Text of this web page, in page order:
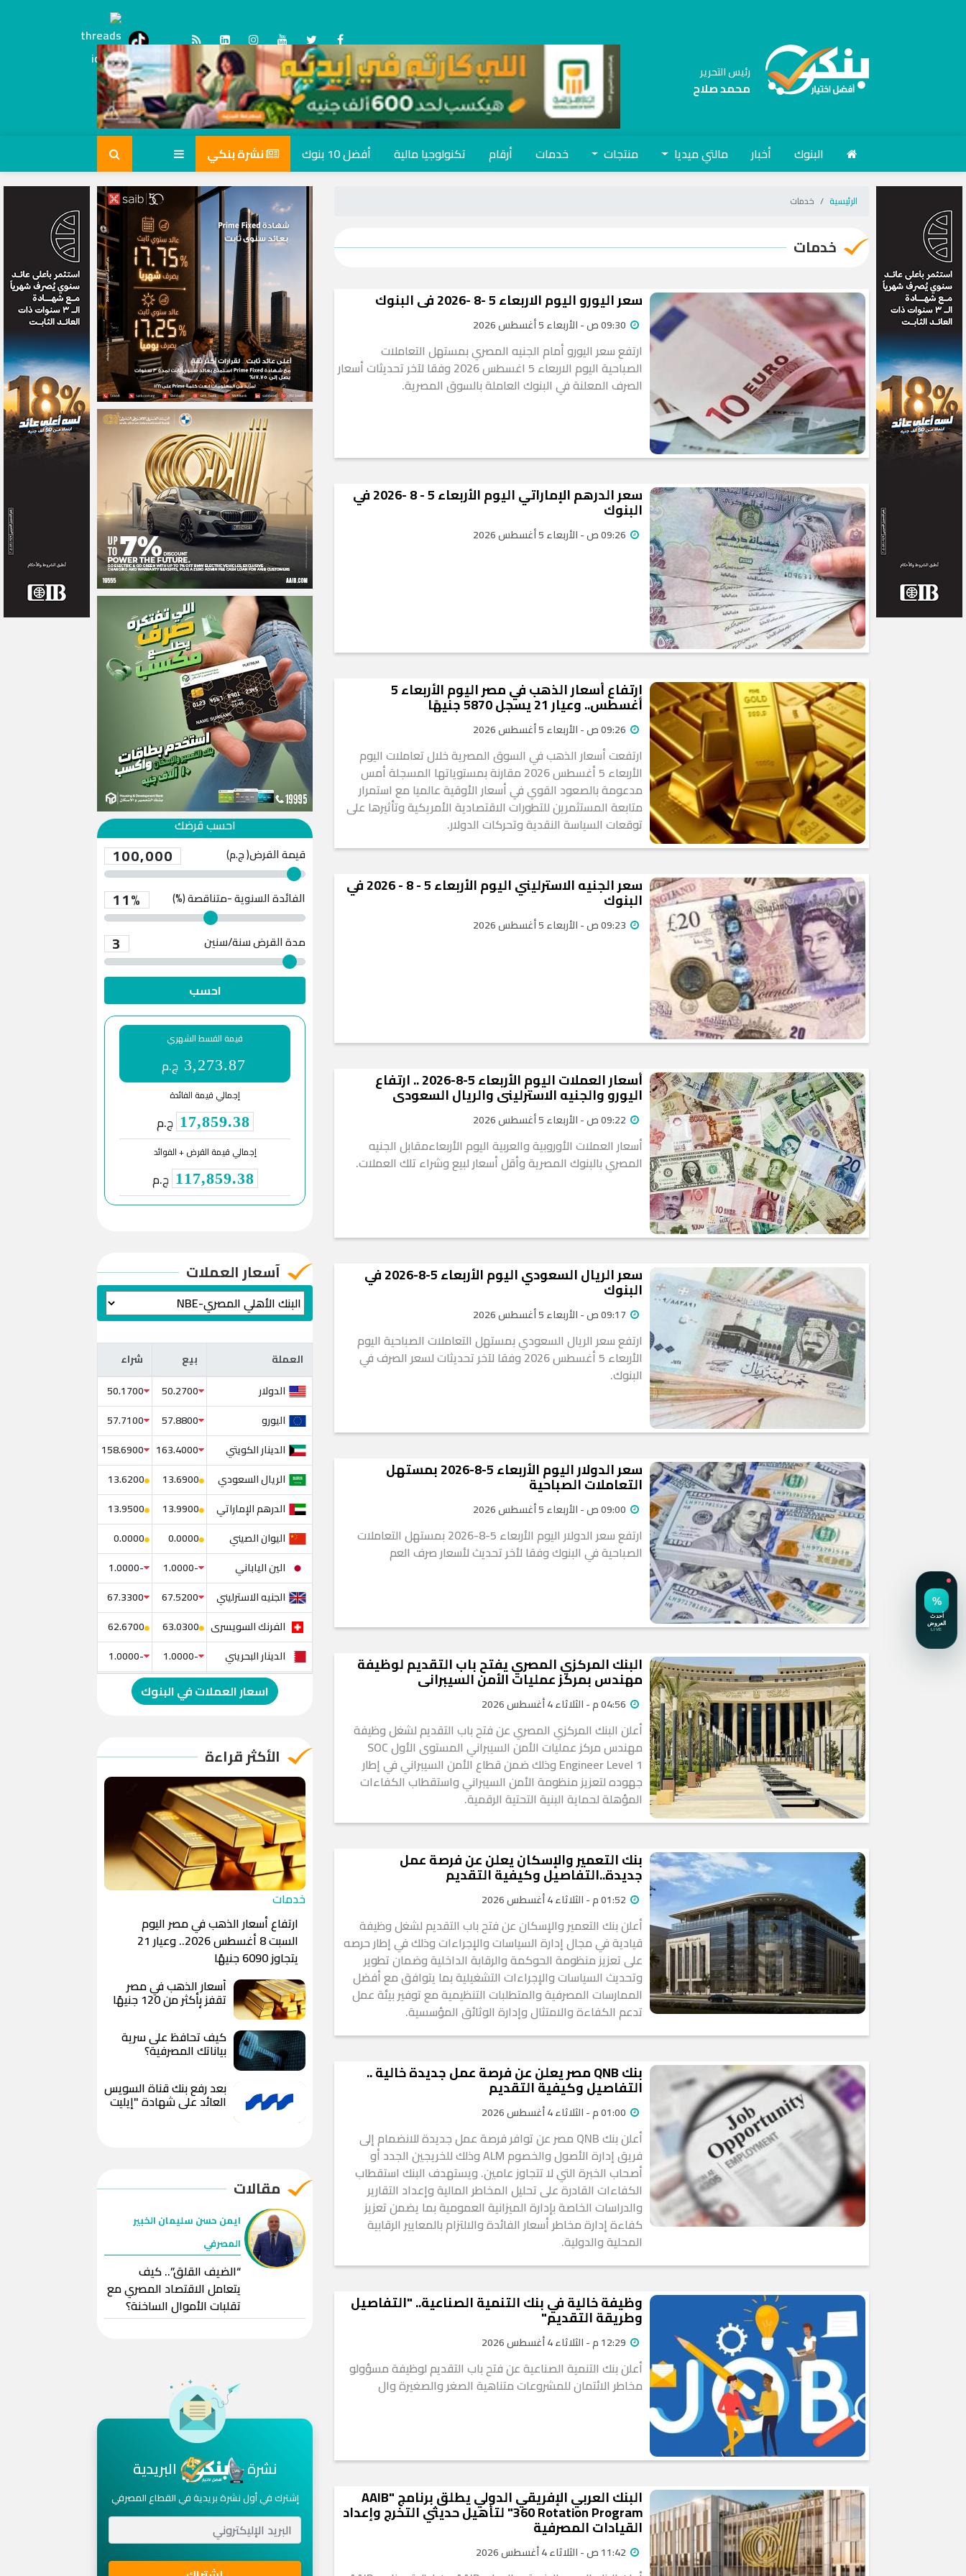
tiktok
Threads
رئيس التحرير
محمد صلاح
البنوك أخبار مالتي ميديا منتجات خدمات أرقام تكنولوجيا مالية أفضل 10 بنوك نشرة بنكي
الرئيسية خدمات
خدمات
سعر اليورو اليوم الاربعاء 5 -8 -2026 في البنوك
ارتفع سعر اليورو أمام الجنيه المصري بمستهل التعاملات
الصباحية اليوم الاربعاء 5 اغسطس 2026 وفقا لآخر تحديثات أسعار
الصرف المعلنة في البنوك العاملة بالسوق المصرية.
سعر الدرهم الإماراتي اليوم الأربعاء 5 - 8 -2026 في
البنوك
ارتفاع أسعار الذهب في مصر اليوم الأربعاء 5
أغسطس.. وعيار 21 يسجل 5870 جنيهًا
ارتفعت أسعار الذهب في السوق المصرية خلال تعاملات اليوم
الأربعاء 5 أغسطس 2026 مقارنة بمستوياتها المسجلة أمس
مدعومة بالصعود القوي في أسعار الأوقية عالميا مع استمرار
متابعة المستثمرين للتطورات الاقتصادية الأمريكية وتأثيرها على
توقعات السياسة النقدية وتحركات الدولار.
سعر الجنيه الاسترليني اليوم الأربعاء 5 - 8 - 2026 في
البنوك
أسعار العملات اليوم الأربعاء 5-8-2026 .. ارتفاع
اليورو والجنيه الاسترليني والريال السعودي
أسعار العملات الأوروبية والعربية اليوم الأربعاءمقابل الجنيه
المصري بالبنوك المصرية وأقل أسعار لبيع وشراء تلك العملات.
سعر الريال السعودي اليوم الأربعاء 5-8-2026 في
البنوك
ارتفع سعر الريال السعودي بمستهل التعاملات الصباحية اليوم
الأربعاء 5 أغسطس 2026 وفقا لآخر تحديثات لسعر الصرف في
البنوك.
سعر الدولار اليوم الأربعاء 5-8-2026 بمستهل
التعاملات الصباحية
ارتفع سعر الدولار اليوم الأربعاء 5-8-2026 بمستهل التعاملات
الصباحية في البنوك وفقا لأخر تحديث لأسعار صرف العم
البنك المركزي المصري يفتح باب التقديم لوظيفة
مهندس بمركز عمليات الأمن السيبراني
أعلن البنك المركزي المصري عن فتح باب التقديم لشغل وظيفة
مهندس مركز عمليات الأمن السيبراني المستوى الأول SOC
Engineer Level 1 وذلك ضمن قطاع الأمن السيبراني في إطار
جهوده لتعزيز منظومة الأمن السيبراني واستقطاب الكفاءات
المؤهلة لحماية البنية التحتية الرقمية.
بنك التعمير والإسكان يعلن عن فرصة عمل
جديدة..التفاصيل وكيفية التقديم
أعلن بنك التعمير والإسكان عن فتح باب التقديم لشغل وظيفة
قيادية في مجال إدارة السياسات والإجراءات وذلك في إطار حرصه
على تعزيز منظومة الحوكمة والرقابة الداخلية وضمان تطوير
وتحديث السياسات والإجراءات التشغيلية بما يتوافق مع أفضل
الممارسات المصرفية والمتطلبات التنظيمية مع توفير بيئة عمل
تدعم الكفاءة والامتثال وإدارة الوثائق المؤسسية.
بنك QNB مصر يعلن عن فرصة عمل جديدة خالية ..
التفاصيل وكيفية التقديم
أعلن بنك QNB مصر عن توافر فرصة عمل جديدة للانضمام إلى
فريق إدارة الأصول والخصوم ALM وذلك للخريجين الجدد أو
أصحاب الخبرة التي لا تتجاوز عامين. ويستهدف البنك استقطاب
الكفاءات القادرة على تحليل المخاطر المالية وإعداد التقارير
والدراسات الخاصة بإدارة الميزانية العمومية بما يضمن تعزيز
كفاءة إدارة مخاطر أسعار الفائدة والالتزام بالمعايير الرقابية
المحلية والدولية.
وظيفة خالية في بنك التنمية الصناعية.. "التفاصيل
وطريقة التقديم"
أعلن بنك التنمية الصناعية عن فتح باب التقديم لوظيفة مسؤولو
مخاطر الائتمان للمشروعات متناهية الصغر والصغيرة وال
البنك العربي الإفريقي الدولي يطلق برنامج "AAIB
360 Rotation Program" لتأهيل حديثي التخرج وإعداد
القيادات المصرفية
احسب قرضك
قيمة القرض( ج.م) 100,000
الفائدة السنوية -متناقصة (%) 11%
مدة القرض 3 سنة/سنين
احسب
قيمة القسط الشهري
3,273.87 ج.م
إجمالي قيمة الفائدة
17,859.38 ج.م
إجمالي قيمة القرض + الفوائد
117,859.38 ج.م
آسعار العملات
العملة بيع شراء العملة بيع
شراء
الدولار
50.2700
50.1700
اليورو
57.8800
57.7100
الدينار الكويتي
163.4000
158.6900
الريال السعودي
13.6900
13.6200
الدرهم الإماراتي
13.9900
13.9500
اليوان الصيني
0.0000
0.0000
الين الياباني
-1.0000
-1.0000
الجنيه الاسترليني
67.5200
67.3300
الفرنك السويسرى
63.0300
62.6700
الدينار البحريني
-1.0000
-1.0000
الدولار الإسترالي
-1.0000
-1.0000
الدينار الأردني
-1.0000
-1.0000
اسعار العملات في البنوك
الأكثر قراءة
خدمات
ارتفاع أسعار الذهب في مصر اليوم
السبت 8 أغسطس 2026.. وعيار 21
يتجاوز 6090 جنيهًا
أسعار الذهب في مصر
تقفز بأكثر من 120 جنيهًا
خلال أقل من 24 ساعة..
جنيه وسط توقعات
كيف تحافظ على سرية
بياناتك المصرفية؟
بعد رفع بنك قناة السويس
العائد على شهادة "إيليت
ستار" إلى 18%.. كم تربح
مقالات
ايمن حسن سليمان الخبير
المصرفي
“الضيف القلق”.. كيف
يتعامل الاقتصاد المصري مع
تقلبات الأموال الساخنة؟
نشرة البريدية
إشترك في أول نشرة بريدية في القطاع المصرفي